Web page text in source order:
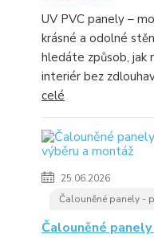
UV PVC panely –
krásné a odolné
hledáte způsob, jak
interiér bez
celé
25.06.2026
Čalouněné panely -
Čalouněné